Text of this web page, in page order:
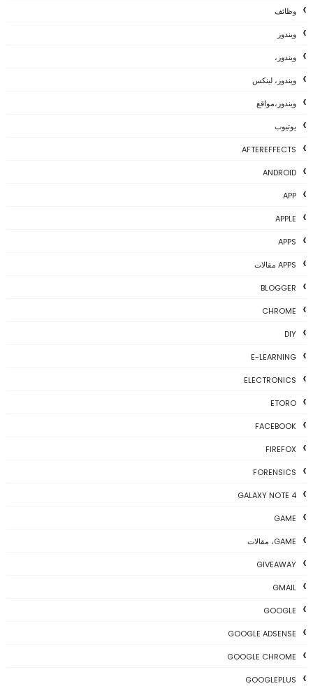
وظائف
ويندوز
ويندوز،
ويندوز، لينكس
ويندوز،مواقع
يوتيوب
AFTEREFFECTS
ANDROID
APP
APPLE
APPS
APPS مقالات
BLOGGER
CHROME
DIY
E-LEARNING
ELECTRONICS
ETORO
FACEBOOK
FIREFOX
FORENSICS
GALAXY NOTE 4
GAME
GAME، مقالات
GIVEAWAY
GMAIL
GOOGLE
GOOGLE ADSENSE
GOOGLE CHROME
GOOGLEPLUS